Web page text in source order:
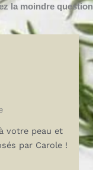
la moindre question
votre peau et
par Carole !
Dr
de votre